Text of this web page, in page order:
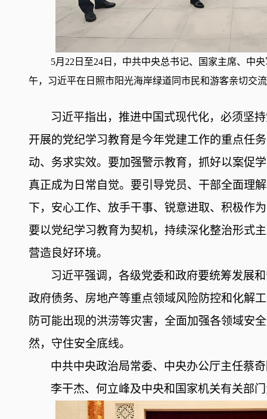
5月22日至24日，中共中央总书记、国家主席、中
午，习近平在日照市阳光海岸绿道同市民和游客亲切交
习近平指出，推进中国式现代化，必须坚
开展的党纪学习教育是今年党建工作的重点任
动、务求实效。要加强警示教育，抓好以案促
真正成为日常自觉。要引导党员、干部全面理
下，安心工作、放手干事、锐意进取、积极作
要以党纪学习教育为契机，持续深化整治形式
营造良好环境。
习近平强调，各级党委和政府要统筹发展
政府债务、房地产等重点领域风险防控和化解
防可能出现的洪涝等灾害，全面加强各领域安
然，守住安全底线。
中共中央政治局常委、中央办公厅主任蔡
李干杰、何立峰及中央和国家机关有关部